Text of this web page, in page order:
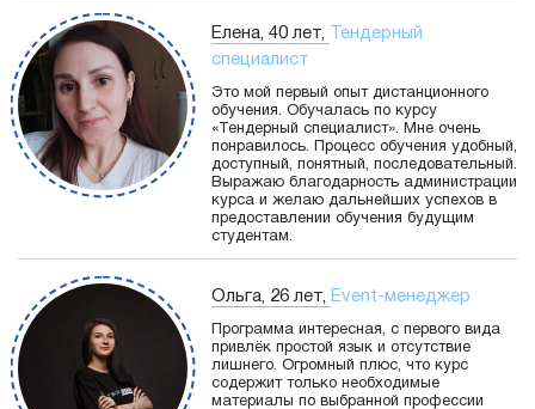
Елена, 40 лет,
Тендерный
специалист
Это мой первый опыт дистанционного
обучения. Обучалась по курсу
«Тендерный специалист». Мне очень
понравилось. Процесс обучения удобный,
доступный, понятный, последовательный.
Выражаю благодарность администрации
курса и желаю дальнейших успехов в
предоставлении обучения будущим
студентам.
Ольга, 26 лет, Event-менеджер
Программа интересная, с первого вида
привлёк простой язык и отсутствие
лишнего. Огромный плюс, что курс
содержит только необходимые
материалы по выбранной профессии